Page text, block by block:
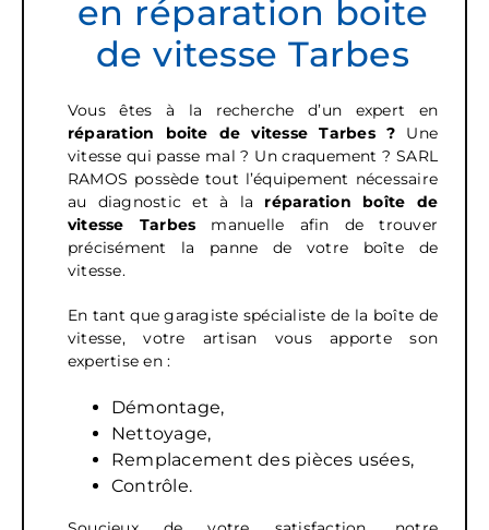
en réparation boite
de vitesse Tarbes
Vous êtes à la recherche d’un expert en
réparation boite de vitesse Tarbes ? Une
vitesse qui passe mal ? Un craquement ? SARL
RAMOS possède tout l’équipement nécessaire
au diagnostic et à la réparation boîte de
vitesse Tarbes manuelle afin de trouver
précisément la panne de votre boîte de
vitesse.
En tant que garagiste spécialiste de la boîte de
vitesse, votre artisan vous apporte son
expertise en :
Démontage,
Nettoyage,
Remplacement des pièces usées,
Contrôle.